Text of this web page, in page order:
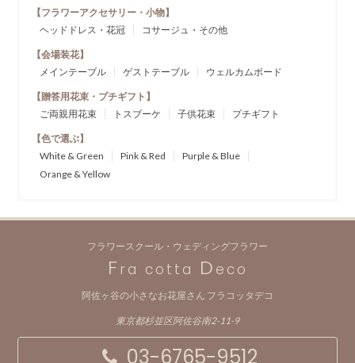
【フラワーアクセサリー・小物】
ヘッドドレス・花冠
コサージュ・その他
【会場装花】
メインテーブル
ゲストテーブル ウェルカムボード
【贈答用花束・プチギフト】
ご両親用花束
トスブーケ 子供花束 プチギフト
【色で選ぶ】
White & Green
Pink & Red
Purple & Blue
Orange & Yellow
フラワースクール・ウェディングフラワー
F ra cotta D eco
阿佐ヶ谷の小さなお花屋さん フラコッタデコ
東京都杉並区阿佐谷南2-11-9
03-6765-9512